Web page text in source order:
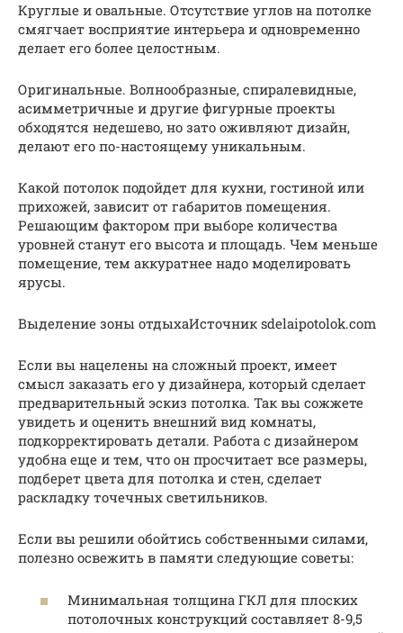
Круглые и овальные. Отсутствие углов на потолке
смягчает восприятие интерьера и одновременно
делает его более целостным.
Оригинальные. Волнообразные, спиралевидные,
асимметричные и другие фигурные проекты
обходятся недешево, но зато оживляют дизайн,
делают его по-настоящему уникальным.
Какой потолок подойдет для кухни, гостиной или
прихожей, зависит от габаритов помещения.
Решающим фактором при выборе количества
уровней станут его высота и площадь. Чем меньше
помещение, тем аккуратнее надо моделировать
ярусы.
Выделение зоны отдыхаИсточник sdelaipotolok.com
Если вы нацелены на сложный проект, имеет
смысл заказать его у дизайнера, который сделает
предварительный эскиз потолка. Так вы сожжете
увидеть и оценить внешний вид комнаты,
подкорректировать детали. Работа с дизайнером
удобна еще и тем, что он просчитает все размеры,
подберет цвета для потолка и стен, сделает
раскладку точечных светильников.
Если вы решили обойтись собственными силами,
полезно освежить в памяти следующие советы:
Минимальная толщина ГКЛ для плоских
потолочных конструкций составляет 8-9,5